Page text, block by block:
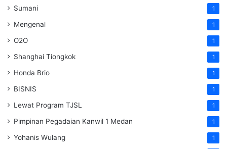
Sumani 1
Mengenal 1
O2O 1
Shanghai Tiongkok 1
Honda Brio 1
BISNIS 1
Lewat Program TJSL 1
Pimpinan Pegadaian Kanwil 1 Medan 1
Yohanis Wulang 1